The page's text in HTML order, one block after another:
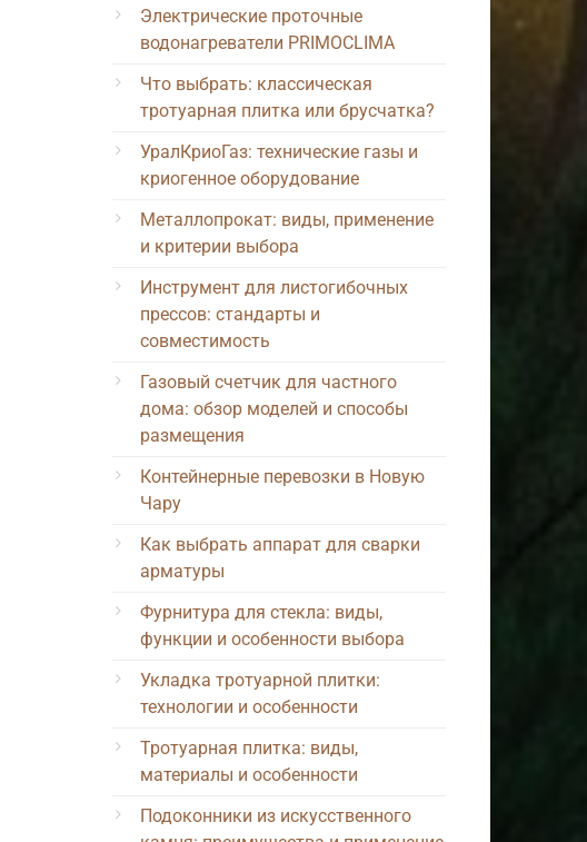
Электрические проточные
водонагреватели PRIMOCLIMA
Что выбрать: классическая
тротуарная плитка или брусчатка?
УралКриоГаз: технические газы и
криогенное оборудование
Металлопрокат: виды, применение
и критерии выбора
Инструмент для листогибочных
прессов: стандарты и
совместимость
Газовый счетчик для частного
дома: обзор моделей и способы
размещения
Контейнерные перевозки в Новую
Чару
Как выбрать аппарат для сварки
арматуры
Фурнитура для стекла: виды,
функции и особенности выбора
Укладка тротуарной плитки:
технологии и особенности
Тротуарная плитка: виды,
материалы и особенности
Подоконники из искусственного